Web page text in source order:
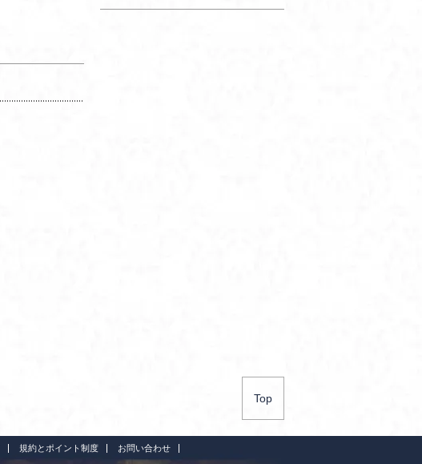
Top
規約とポイント制度 お問い合わせ